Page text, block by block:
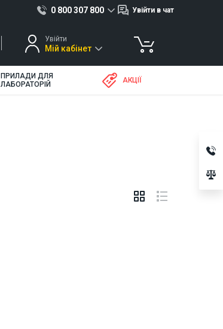
0 800 307 800 Увійти в чат
Увійти
Мій кабінет
ПРИЛАДИ ДЛЯ
ЛАБОРАТОРІЙ
АКЦІЇ